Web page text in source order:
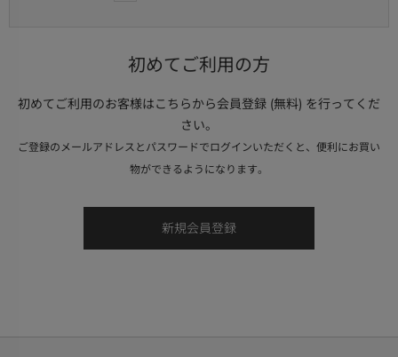
初めてご利用の方
初めてご利用のお客様はこちらから会員登録 (無料) を行ってくだ
さい。
ご登録のメールアドレスとパスワードでログインいただくと、便利にお買い
物ができるようになります。